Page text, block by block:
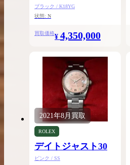
ブラック / K18YG
状態: N
買取価格¥ 4,350,000
2021年8月 買取
ROLEX
デイトジャスト30
ピンク / SS